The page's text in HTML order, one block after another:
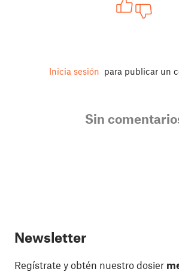
Inicia sesión para publicar un
Sin
Newsletter
Regístrate y obtén nuestro dosier